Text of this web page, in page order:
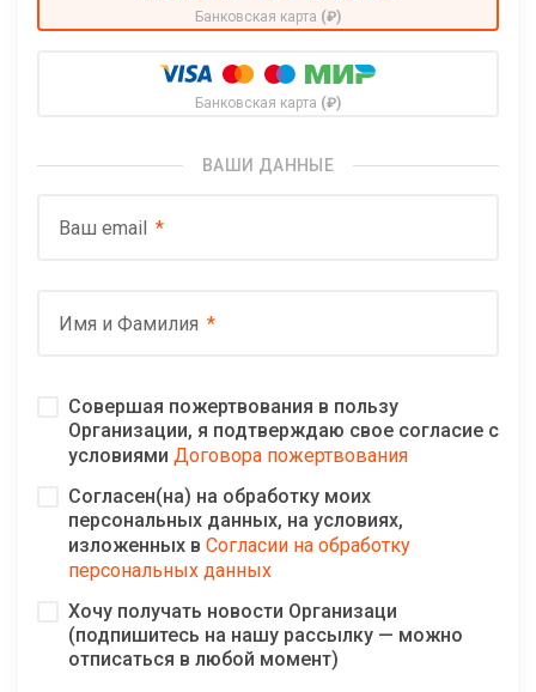
Банковская карта (₽)
Банковская карта (₽)
ВАШИ ДАННЫЕ
Ваш email
Имя и Фамилия
Совершая пожертвования в пользу
Организации, я подтверждаю свое согласие с
условиями Договора пожертвования
Согласен(на) на обработку моих
персональных данных, на условиях,
изложенных в Согласии на обработку
персональных данных
Хочу получать новости Организаци
(подпишитесь на нашу рассылку — можно
отписаться в любой момент)